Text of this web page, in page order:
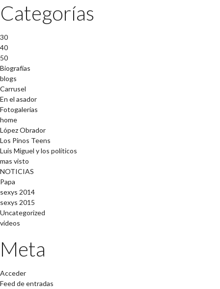
Categorías
30
40
50
Biografías
blogs
Carrusel
En el asador
Fotogalerías
home
López Obrador
Los Pinos Teens
Luis Miguel y los políticos
mas visto
NOTICIAS
Papa
sexys 2014
sexys 2015
Uncategorized
videos
Meta
Acceder
Feed de entradas